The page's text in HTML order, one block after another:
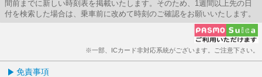
間前までに新しい時刻表を掲載いたします。そのため、1週間以上先の日
付を検索した場合は、乗車前に改めて時刻のご確認をお願いいたします。
※一部、ICカード非対応系統がございます。ご注意下さい。
免責事項